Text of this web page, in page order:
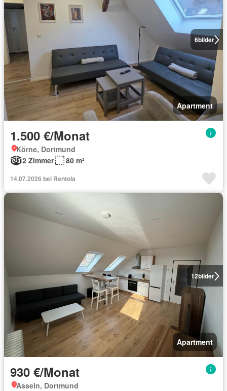
6bilder
Apartment
1.500 €/Monat
Körne, Dortmund
2 Zimmer
80 m²
14.07.2026 bei Rentola
12bilder
Apartment
930 €/Monat
Asseln, Dortmund